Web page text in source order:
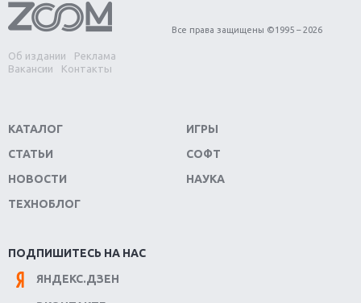
Обзор игры Forza Horizon 4: вершина эволюции
Две важных новинки для консолей: Spider-Man и
Divinity Original Sin 2
Switch
Обзор игры The Crew 2: покорение Америки
Важнейшие анонсы E3 2018
Крупнейшие релизы мая: Nintendo, Microsoft и
Об издании
Реклама
Вакансии
Контакты
Все права защищены ©1995 – 2026
КАТАЛОГ
СТАТЬИ
НОВОСТИ
ТЕХНОБЛОГ
ИГРЫ
СОФТ
НАУКА
ПОДПИШИТЕСЬ НА НАС
ЯНДЕКС.ДЗЕН